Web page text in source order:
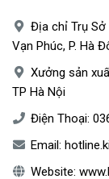
Website:
Địa chỉ Trụ Sở
Vạn Phúc, P. Hà
Xưởng sản
TP Hà Nội
Điện Thoại:
Email:
Website: